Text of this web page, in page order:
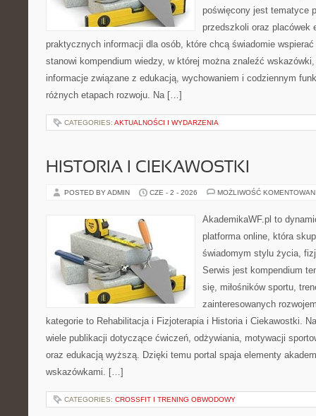
poświęcony jest tematyce
przedszkoli oraz placówek
praktycznych informacji dla osób, które chcą świadomie
stanowi kompendium wiedzy, w której można znaleźć
informacje związane z edukacją, wychowaniem i codziennym
różnych etapach rozwoju. Na […]
CATEGORIES: AKTUALNOŚCI I WYDARZENIA
HISTORIA I CIEKAWOSTKI
POSTED BY ADMIN CZE - 2 - 2026 MOŻLIWOŚĆ
AkademikaWF.pl to
platforma online, która
świadomym stylu życia,
Serwis jest kompendium
się, miłośników sportu,
zainteresowanych
kategorie to Rehabilitacja i Fizjoterapia i Historia i Ciekawostki.
wiele publikacji dotyczące ćwiczeń, odżywiania, motywacji
oraz edukacją wyższą. Dzięki temu portal spaja elementy
wskazówkami. […]
CATEGORIES: CROSSFIT I TRENING OBWODOWY